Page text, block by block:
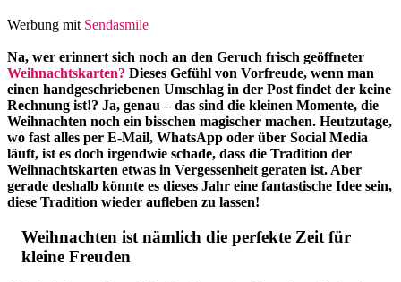
Werbung mit Sendasmile
Na, wer erinnert sich noch an den Geruch frisch geöffneter
Weihnachtskarten? Dieses Gefühl von Vorfreude, wenn man
einen handgeschriebenen Umschlag in der Post findet der keine
Rechnung ist!? Ja, genau – das sind die kleinen Momente, die
Weihnachten noch ein bisschen magischer machen. Heutzutage,
wo fast alles per E-Mail, WhatsApp oder über Social Media
läuft, ist es doch irgendwie schade, dass die Tradition der
Weihnachtskarten etwas in Vergessenheit geraten ist. Aber
gerade deshalb könnte es dieses Jahr eine fantastische Idee sein,
diese Tradition wieder aufleben zu lassen!
Weihnachten ist nämlich die perfekte Zeit für
kleine Freuden